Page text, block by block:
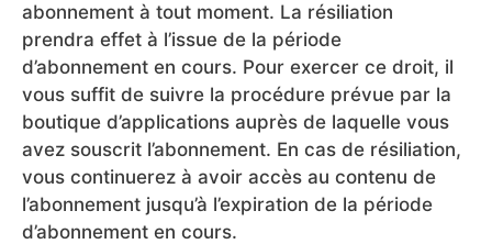
abonnement à tout moment. La résiliation
prendra effet à l’issue de la période
d’abonnement en cours. Pour exercer ce droit, il
vous suffit de suivre la procédure prévue par la
boutique d’applications auprès de laquelle vous
avez souscrit l’abonnement. En cas de résiliation,
vous continuerez à avoir accès au contenu de
l’abonnement jusqu’à l’expiration de la période
d’abonnement en cours.